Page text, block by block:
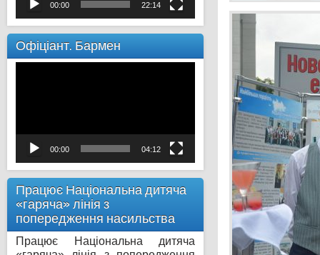
00:00 22:14
Офіціант. Бармен
00:00 04:12
Працює Національна дитяча
«гаряча» лінія з
попередження насильства
Працює Національна дитяча